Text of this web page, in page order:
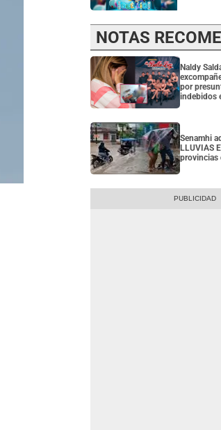
NOTAS
Naldy
por
indebidos
Senamhi
LLUVIAS
provincias